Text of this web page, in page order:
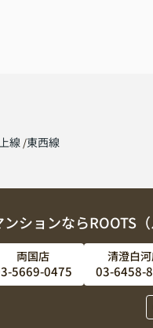
線 東西線
ションならROOTS
両国店
5669-0475
清澄白
03-6458-